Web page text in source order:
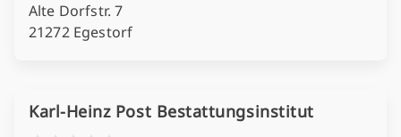
Alte Dorfstr. 7
21272 Egestorf
Karl-Heinz Post Bestattungsinstitut